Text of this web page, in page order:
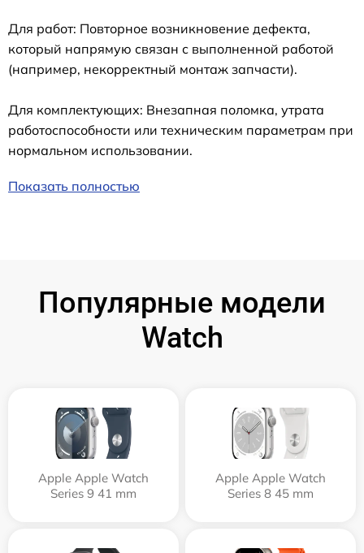
Для работ: Повторное возникновение дефекта,
который напрямую связан с выполненной работой
(например, некорректный монтаж запчасти).
Для комплектующих: Внезапная поломка, утрата
работоспособности или техническим параметрам при
нормальном использовании.
Показать полностью
Популярные модели
Watch
Apple Apple Watch
Series 9 41 mm
Apple Apple Watch
Series 8 45 mm